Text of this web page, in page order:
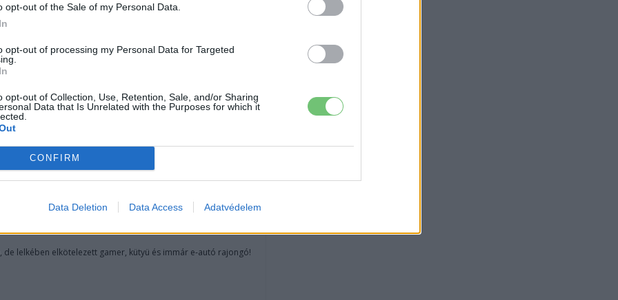
opt-out of the Sale of my Personal Data.
opt-out of processing my Personal Data for Targeted
opt-out of Collection, Use, Retention, Sale, and/or Sharing
Data that Is Unrelated with the Purposes for which it
CONFIRM
Data Deletion Data Access Adatvédelem
további tartalmakért!
de lelkében elkötelezett gamer, kütyü és immár e-autó rajongó!